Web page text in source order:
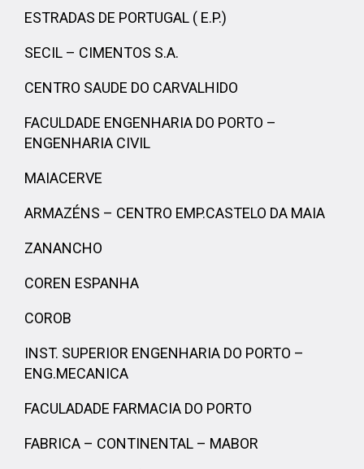
ESTRADAS DE PORTUGAL ( E.P.)
SECIL – CIMENTOS S.A.
CENTRO SAUDE DO CARVALHIDO
FACULDADE ENGENHARIA DO PORTO –
ENGENHARIA CIVIL
MAIACERVE
ARMAZÉNS – CENTRO EMP.CASTELO DA MAIA
ZANANCHO
COREN ESPANHA
COROB
INST. SUPERIOR ENGENHARIA DO PORTO –
ENG.MECANICA
FACULADADE FARMACIA DO PORTO
FABRICA – CONTINENTAL – MABOR